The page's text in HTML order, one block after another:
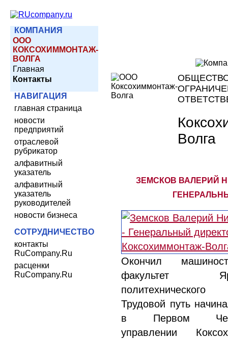
КОМПАНИЯ
ООО
КОКСОХИММОНТАЖ-
ВОЛГА
Главная
Контакты
НАВИГАЦИЯ
главная страница
новости
предприятий
отраслевой
рубрикатор
алфавитный
указатель
алфавитный
указатель
руководителей
новости бизнеса
СОТРУДНИЧЕСТВО
контакты
RuCompany.Ru
расценки
RuCompany.Ru
Волга
ЗЕМСКОВ ВАЛЕРИЙ
Окончил
факультет
политехнического
Трудовой путь
в Первом
управлении